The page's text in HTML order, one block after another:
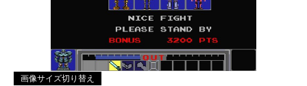
画像サイズ切り替え